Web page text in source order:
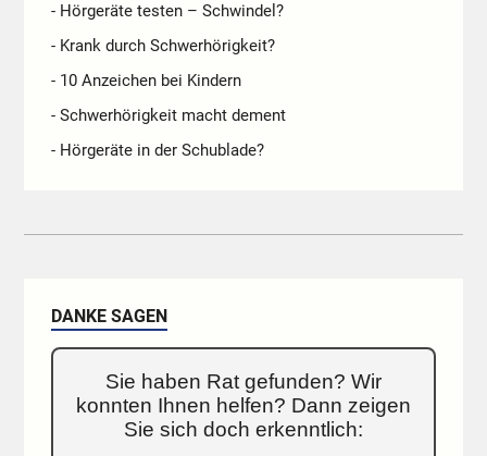
- Hörgeräte testen – Schwindel?
- Krank durch Schwerhörigkeit?
- 10 Anzeichen bei Kindern
- Schwerhörigkeit macht dement
- Hörgeräte in der Schublade?
DANKE SAGEN
Sie haben Rat gefunden? Wir
konnten Ihnen helfen? Dann zeigen
Sie sich doch erkenntlich: